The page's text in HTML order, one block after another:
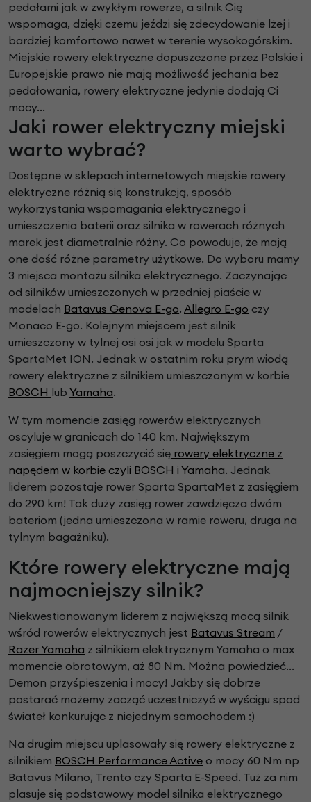
pedałami jak w zwykłym rowerze, a silnik Cię
wspomaga, dzięki czemu jeździ się zdecydowanie lżej i
bardziej komfortowo nawet w terenie wysokogórskim.
Miejskie rowery elektryczne dopuszczone przez Polskie i
Europejskie prawo nie mają możliwość jechania bez
pedałowania, rowery elektryczne jedynie dodają Ci
mocy...
Jaki rower elektryczny miejski
warto wybrać?
Dostępne w sklepach internetowych miejskie rowery
elektryczne różnią się konstrukcją, sposób
wykorzystania wspomagania elektrycznego i
umieszczenia baterii oraz silnika w rowerach różnych
marek jest diametralnie różny. Co powoduje, że mają
one dość różne parametry użytkowe. Do wyboru mamy
3 miejsca montażu silnika elektrycznego. Zaczynając
od silników umieszczonych w przedniej piaście w
modelach Batavus Genova E-go, Allegro E-go czy
Monaco E-go. Kolejnym miejscem jest silnik
umieszczony w tylnej osi osi jak w modelu Sparta
SpartaMet ION. Jednak w ostatnim roku prym wiodą
rowery elektryczne z silnikiem umieszczonym w korbie
BOSCH lub Yamaha.
W tym momencie zasięg rowerów elektrycznych
oscyluje w granicach do 140 km. Największym
zasięgiem mogą poszczycić się rowery elektryczne z
napędem w korbie czyli BOSCH i Yamaha. Jednak
liderem pozostaje rower Sparta SpartaMet z zasięgiem
do 290 km! Tak duży zasięg rower zawdzięcza dwóm
bateriom (jedna umieszczona w ramie roweru, druga na
tylnym bagażniku).
Które rowery elektryczne mają
najmocniejszy silnik?
Niekwestionowanym liderem z największą mocą silnik
wśród rowerów elektrycznych jest Batavus Stream /
Razer Yamaha z silnikiem elektrycznym Yamaha o max
momencie obrotowym, aż 80 Nm. Można powiedzieć...
Demon przyśpieszenia i mocy! Jakby się dobrze
postarać możemy zacząć uczestniczyć w wyścigu spod
świateł konkurując z niejednym samochodem :)
Na drugim miejscu uplasowały się rowery elektryczne z
silnikiem BOSCH Performance Active o mocy 60 Nm np
Batavus Milano, Trento czy Sparta E-Speed. Tuż za nim
plasuje się podstawowy model silnika elektrycznego